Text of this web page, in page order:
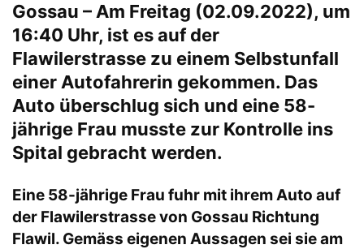
Gossau – Am Freitag (02.09.2022), um
16:40 Uhr, ist es auf der
Flawilerstrasse zu einem Selbstunfall
einer Autofahrerin gekommen. Das
Auto überschlug sich und eine 58-
jährige Frau musste zur Kontrolle ins
Spital gebracht werden.
Eine 58-jährige Frau fuhr mit ihrem Auto auf
der Flawilerstrasse von Gossau Richtung
Flawil. Gemäss eigenen Aussagen sei sie am